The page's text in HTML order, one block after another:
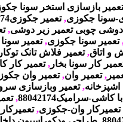
تعمیر بازسازی استخر سونا
سونا جکوزی,تعمیر جکوزی88042174
دوشی چوبی تعمیر زیر دوشی,
تعمیر سونا جکوزی,
و اتاق,تعمیر فلاش تانک
کار سونا بخار,تعمیر کار
,تعمیر وان,تعمیر وان جکوزی
اشپزخانه,تعمیر وبازسازی
سرامیک88042174 ,
تعمیرکار وان-جکوزی,